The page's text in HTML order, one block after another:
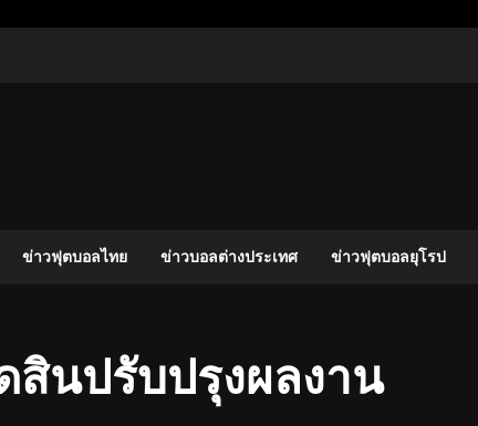
ข่าวฟุตบอลไทย ข่าวบอลต่างประเทศ ข่าวฟุตบอลยุโรป
สินปรับปรุงผลงาน